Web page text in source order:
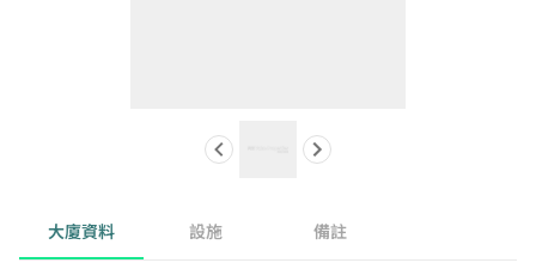
大廈資料 設施 備註